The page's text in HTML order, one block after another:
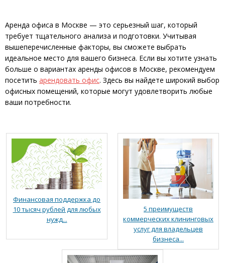
Аренда офиса в Москве — это серьезный шаг, который
требует тщательного анализа и подготовки. Учитывая
вышеперечисленные факторы, вы сможете выбрать
идеальное место для вашего бизнеса. Если вы хотите узнать
больше о вариантах аренды офисов в Москве, рекомендуем
посетить арендовать офис. Здесь вы найдете широкий выбор
офисных помещений, которые могут удовлетворить любые
ваши потребности.
Финансовая поддержка до
10 тысяч рублей для любых
нужд...
5 преимуществ
коммерческих клининговых
услуг для владельцев
бизнеса...